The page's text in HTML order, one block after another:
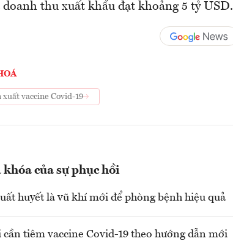
thu xuất khẩu đạt khoảng 5 tỷ USD.
vaccine Covid-19
khóa của sự phục hồi
huyết là vũ khí mới để phòng bệnh hiệu quả
tiêm vaccine Covid-19 theo hướng dẫn mới